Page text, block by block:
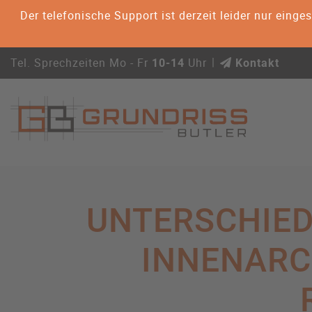
Der telefonische Support ist derzeit leider nur
Tel. Sprechzeiten Mo - Fr 10-14 Uhr Kontakt